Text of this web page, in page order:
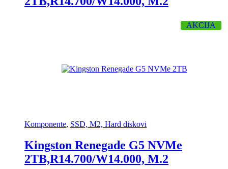
AKCIJA
Komponente, SSD, M2, Hard diskovi
Kingston Renegade G5 NVMe
2TB,R14.700/W14.000, M.2